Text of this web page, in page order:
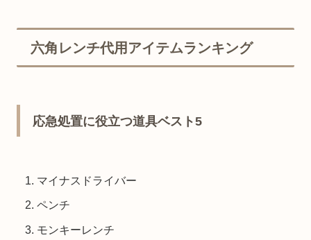
六角レンチ代用アイテムランキング
応急処置に役立つ道具ベスト5
マイナスドライバー
ペンチ
モンキーレンチ